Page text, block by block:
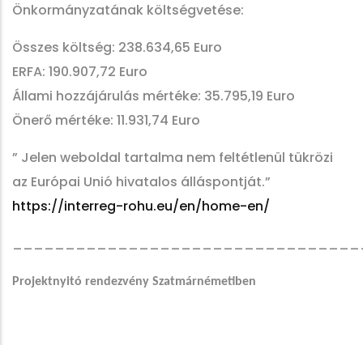
Önkormányzatának költségvetése:
Összes költség: 238.634,65 Euro
ERFA: 190.907,72 Euro
Állami hozzájárulás mértéke: 35.795,19 Euro
Önerő mértéke: 11.931,74 Euro
” Jelen weboldal tartalma nem feltétlenül tükrözi
az Európai Unió hivatalos álláspontját.”
https://interreg-rohu.eu/en/home-en/
Projektnyitó rendezvény Szatmárnémetiben